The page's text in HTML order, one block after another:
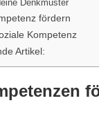
Denkmuster
fördern
Kompetenz
Artikel: